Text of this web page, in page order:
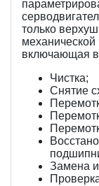
только
механической
включающая в
Чистка;
Снятие
Замена